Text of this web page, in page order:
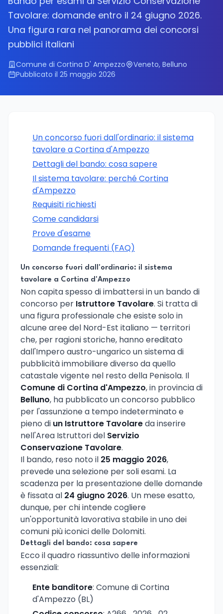
Tavolare: domande entro il 24 giugno 2026.
Una figura rara nel panorama dei concorsi
pubblici italiani
Comune di Cortina D' Ampezzo
Veneto, Belluno
Pubblicato il 25 maggio 2026
Un concorso fuori dall'ordinario: il sistema
tavolare a Cortina d'Ampezzo
Dettagli del bando: cosa sapere
Il sistema tavolare: perché Cortina
d'Ampezzo
Requisiti richiesti
Come candidarsi
Prove d'esame
Domande frequenti (FAQ)
Un concorso fuori dall'ordinario: il sistema
tavolare a Cortina d'Ampezzo
Non capita spesso di imbattersi in un bando di
concorso per Istruttore Tavolare. Si tratta di
una figura professionale che esiste solo in
alcune aree del Nord-Est italiano — territori
che, per ragioni storiche, hanno ereditato
dall'Impero austro-ungarico un sistema di
pubblicità immobiliare diverso da quello
catastale vigente nel resto della Penisola. Il
Comune di Cortina d'Ampezzo, in provincia di
Belluno, ha pubblicato un concorso pubblico
per l'assunzione a tempo indeterminato e
pieno di un Istruttore Tavolareda inserire
nell'Area Istruttori del Servizio
Conservazione Tavolare.
Il bando, reso noto il 25 maggio 2026,
prevede una selezione per soli esami. La
scadenza per la presentazione delle domande
è fissata al 24 giugno 2026. Un mese esatto,
dunque, per chi intende cogliere
un'opportunità lavorativa stabile in uno dei
comuni più iconici delle Dolomiti.
Dettagli del bando: cosa sapere
Ecco il quadro riassuntivo delle informazioni
essenziali:
Ente banditore: Comune di Cortina
d'Ampezzo (BL)